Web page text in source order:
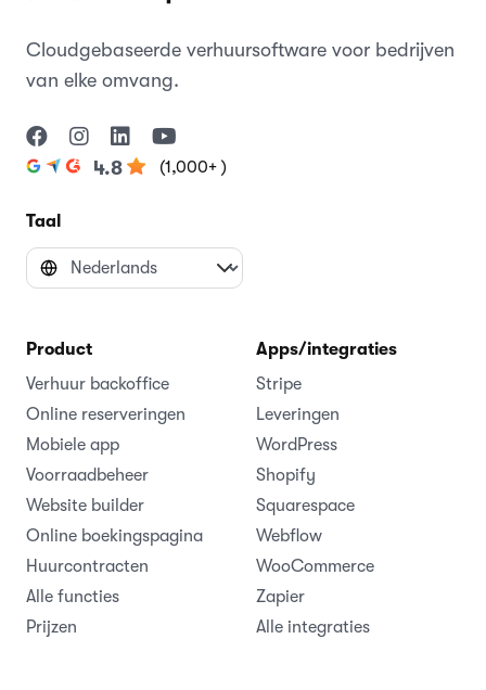
Cloudgebaseerde verhuursoftware voor bedrijven
van elke omvang.
4.8 (1,000+ )
Taal
Product
Verhuur backoffice
Online reserveringen
Mobiele app
Voorraadbeheer
Website builder
Online boekingspagina
Huurcontracten
Alle functies
Prijzen
Apps/integraties
Stripe
Leveringen
WordPress
Shopify
Squarespace
Webflow
WooCommerce
Zapier
Alle integraties